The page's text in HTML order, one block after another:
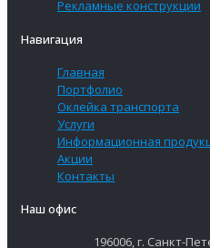
Рекламные конструкции
Навигация
Главная
Портфолио
Оклейка транспорта
Услуги
Информационная
Акции
Контакты
Наш офис
196006, г. Санкт-